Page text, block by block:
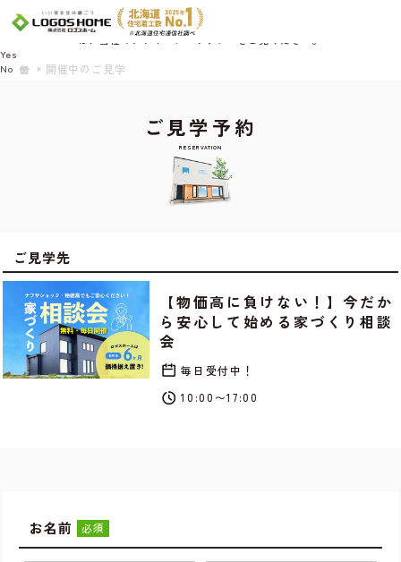
開催中のご見学
ご見学予約
RESERVATION
ご見学先
【物価高に負けない！】今だか
ら安心して始める家づくり相談
会
毎日受付中！
10:00〜17:00
お名前 必須
Cookie を使用して、お客様の活動を追跡してもよろしいですか? 当社ではお客様の
プライバシーを極めて重視しています。詳細について、およびご質問がある場合
は、当社のプライバシーポリシーをご覧ください。
Yes
No